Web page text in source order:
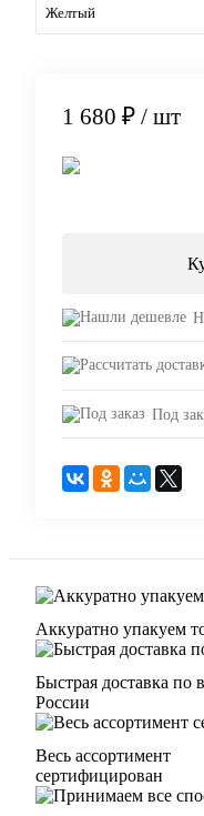
Желтый
1 680 ₽ / шт
Под
Аккуратно упакуем
Быстрая доставка по
России
Весь ассортимент
сертифицирован